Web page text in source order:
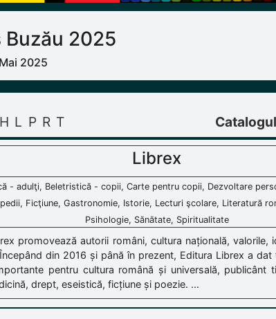
Buzău 2025
2025
H L P R T
Librex
- adulţi, Beletristică - copii, Carte pentru copii, Dezvoltare
Ficţiune, Gastronomie, Istorie, Lecturi şcolare, Literatură
Psihologie, Sănătate, Spiritualitate
promovează autorii români, cultura națională, valorile,
din 2016 și până în prezent, Editura Librex a
pentru cultura română și universală, publicânt
drept, eseistică, ficțiune și poezie. ...